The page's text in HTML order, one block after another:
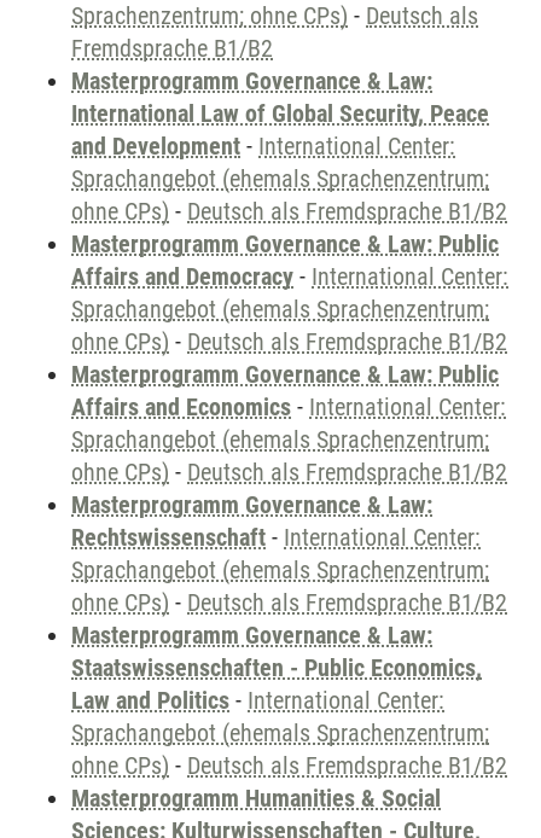
Sprachenzentrum; ohne CPs) - Deutsch als
Fremdsprache B1/B2
Masterprogramm Governance & Law:
International Law of Global Security, Peace
and Development - International Center:
Sprachangebot (ehemals Sprachenzentrum;
ohne CPs) - Deutsch als Fremdsprache B1/B2
Masterprogramm Governance & Law: Public
Affairs and Democracy - International Center:
Sprachangebot (ehemals Sprachenzentrum;
ohne CPs) - Deutsch als Fremdsprache B1/B2
Masterprogramm Governance & Law: Public
Affairs and Economics - International Center:
Sprachangebot (ehemals Sprachenzentrum;
ohne CPs) - Deutsch als Fremdsprache B1/B2
Masterprogramm Governance & Law:
Rechtswissenschaft - International Center:
Sprachangebot (ehemals Sprachenzentrum;
ohne CPs) - Deutsch als Fremdsprache B1/B2
Masterprogramm Governance & Law:
Staatswissenschaften - Public Economics,
Law and Politics - International Center:
Sprachangebot (ehemals Sprachenzentrum;
ohne CPs) - Deutsch als Fremdsprache B1/B2
Masterprogramm Humanities & Social
Sciences: Kulturwissenschaften - Culture,